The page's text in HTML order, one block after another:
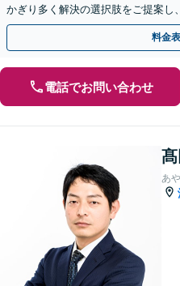
かぎり多く解決の選択肢をご提案し
料金
電話でお問い合わせ
あ